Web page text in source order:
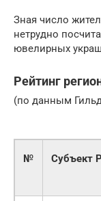
Зная число
нетрудно
ювелирных
Рейтинг
(по данным
№ Субъект